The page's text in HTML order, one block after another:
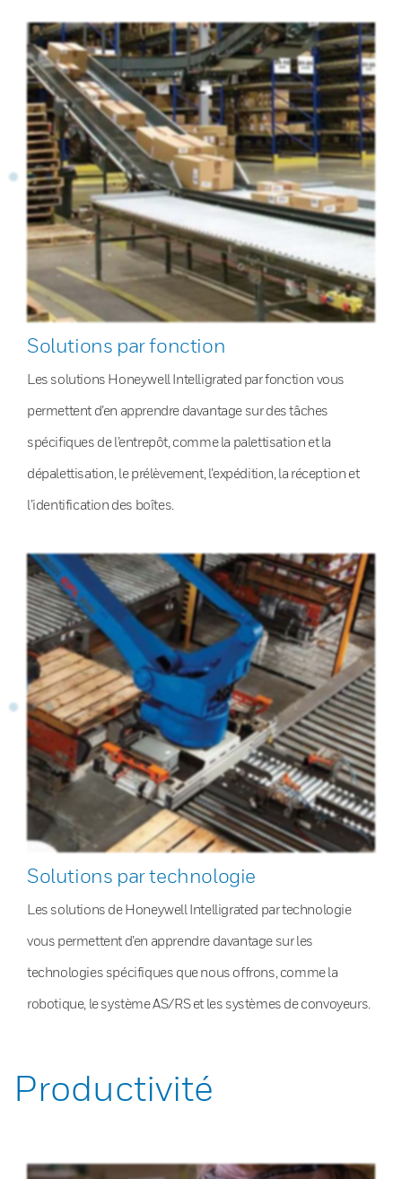
Solutions par fonction
Les solutions Honeywell Intelligrated par fonction vous
permettent d’en apprendre davantage sur des tâches
spécifiques de l’entrepôt, comme la palettisation et la
dépalettisation, le prélèvement, l’expédition, la réception et
l’identification des boîtes.
Solutions par technologie
Les solutions de Honeywell Intelligrated par technologie
vous permettent d’en apprendre davantage sur les
technologies spécifiques que nous offrons, comme la
robotique, le système AS/RS et les systèmes de convoyeurs.
Productivité